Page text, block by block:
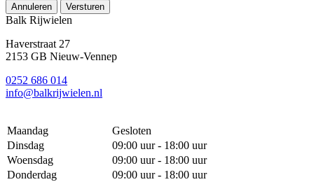
Annuleren Versturen
Balk Rijwielen
Haverstraat 27
2153 GB Nieuw-Vennep
0252 686 014
info@balkrijwielen.nl
Maandag
Gesloten
Dinsdag
09:00 uur - 18:00 uur
Woensdag
09:00 uur - 18:00 uur
Donderdag
09:00 uur - 18:00 uur